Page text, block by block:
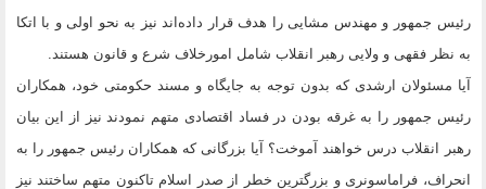
رئیس جمهور و مهندس مشایی را هدف قرار داده‌اند نیز به نحو اولی و با اتکا
به نظر فقهی و ولایی رهبر انقلاب شامل امورخلاف شرع و قانون هستند.
آیا مسئولان ارشدی که بدون توجه به جایگاه و مسند حکومتی خود، همکاران
رئیس جمهور را به غرقه بودن در فساد اقتصادی متهم نمودند نیز از این بیان
رهبر انقلاب درس خواهند آموخت؟ آیا بزرگانی که همکاران رئیس جمهور را به
انحراف، فراماسونری و بزرگترین خطر از صدر اسلام تاکنون متهم ساختند نیز